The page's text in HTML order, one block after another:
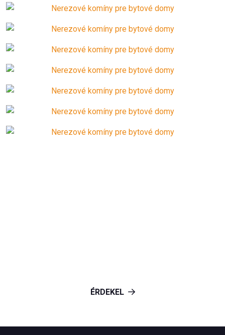
ÉRDEKEL